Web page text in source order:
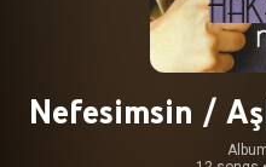
Nefesimsin /